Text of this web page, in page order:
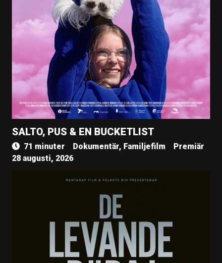
SALTO, PUS & EN BUCKETLIST
71 minuter Dokumentär, Familjefilm
Premiär
28 augusti, 2026